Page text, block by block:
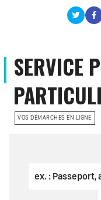
SERVICE
VOS DÉMARCHES EN LIGNE